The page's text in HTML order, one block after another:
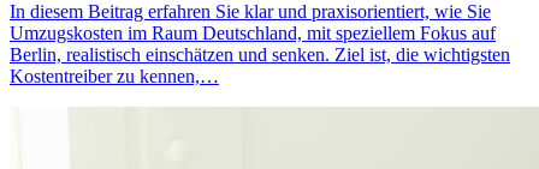
In diesem Beitrag erfahren Sie klar und praxisorientiert, wie Sie
Umzugskosten im Raum Deutschland, mit speziellem Fokus auf
Berlin, realistisch einschätzen und senken. Ziel ist, die wichtigsten
Kostentreiber zu kennen,…